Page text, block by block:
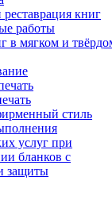
книг
работы
в мягком и
стиль
услуг при
бланков с
защиты